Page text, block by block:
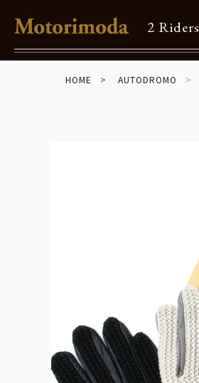
2 Riders
Shop Info
よくある質問
お問合せ
HOME AUTODROMO